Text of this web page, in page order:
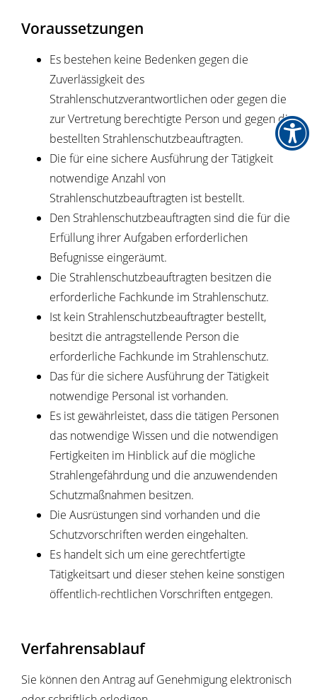
Voraussetzungen
Es bestehen keine Bedenken gegen die
Zuverlässigkeit des
Strahlenschutzverantwortlichen oder gegen die
zur Vertretung berechtigte Person und gegen die
bestellten Strahlenschutzbeauftragten.
Die für eine sichere Ausführung der Tätigkeit
notwendige Anzahl von
Strahlenschutzbeauftragten ist bestellt.
Den Strahlenschutzbeauftragten sind die für die
Erfüllung ihrer Aufgaben erforderlichen
Befugnisse eingeräumt.
Die Strahlenschutzbeauftragten besitzen die
erforderliche Fachkunde im Strahlenschutz.
Ist kein Strahlenschutzbeauftragter bestellt,
besitzt die antragstellende Person die
erforderliche Fachkunde im Strahlenschutz.
Das für die sichere Ausführung der Tätigkeit
notwendige Personal ist vorhanden.
Es ist gewährleistet, dass die tätigen Personen
das notwendige Wissen und die notwendigen
Fertigkeiten im Hinblick auf die mögliche
Strahlengefährdung und die anzuwendenden
Schutzmaßnahmen besitzen.
Die Ausrüstungen sind vorhanden und die
Schutzvorschriften werden eingehalten.
Es handelt sich um eine gerechtfertigte
Tätigkeitsart und dieser stehen keine sonstigen
öffentlich-rechtlichen Vorschriften entgegen.
Verfahrensablauf
Sie können den Antrag auf Genehmigung elektronisch